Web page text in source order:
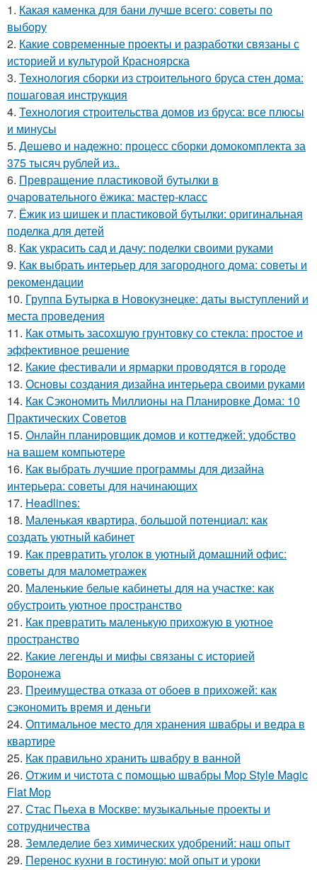
1. Какая каменка для бани лучше всего: советы по
выбору
2. Какие современные проекты и разработки связаны с
историей и культурой Красноярска
3. Технология сборки из строительного бруса стен дома:
пошаговая инструкция
4. Технология строительства домов из бруса: все плюсы
и минусы
5. Дешево и надежно: процесс сборки домокомплекта за
375 тысяч рублей из..
6. Превращение пластиковой бутылки в
очаровательного ёжика: мастер-класс
7. Ёжик из шишек и пластиковой бутылки: оригинальная
поделка для детей
8. Как украсить сад и дачу: поделки своими руками
9. Как выбрать интерьер для загородного дома: советы и
рекомендации
10. Группа Бутырка в Новокузнецке: даты выступлений и
места проведения
11. Как отмыть засохшую грунтовку со стекла: простое и
эффективное решение
12. Какие фестивали и ярмарки проводятся в городе
13. Основы создания дизайна интерьера своими руками
14. Как Сэкономить Миллионы на Планировке Дома: 10
Практических Советов
15. Онлайн планировщик домов и коттеджей: удобство
на вашем компьютере
16. Как выбрать лучшие программы для дизайна
интерьера: советы для начинающих
17. Headlines:
18. Маленькая квартира, большой потенциал: как
создать уютный кабинет
19. Как превратить уголок в уютный домашний офис:
советы для малометражек
20. Маленькие белые кабинеты для на участке: как
обустроить уютное пространство
21. Как превратить маленькую прихожую в уютное
пространство
22. Какие легенды и мифы связаны с историей
Воронежа
23. Преимущества отказа от обоев в прихожей: как
сэкономить время и деньги
24. Оптимальное место для хранения швабры и ведра в
квартире
25. Как правильно хранить швабру в ванной
26. Отжим и чистота с помощью швабры Mop Style Magic
Flat Mop
27. Стас Пьеха в Москве: музыкальные проекты и
сотрудничества
28. Земледелие без химических удобрений: наш опыт
29. Перенос кухни в гостиную: мой опыт и уроки